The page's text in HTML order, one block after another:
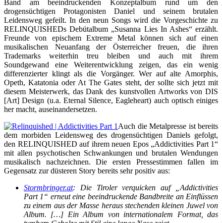
Band am beeindruckenden Konzeptalbum rund um den
drogensüchtigen Protagonisten Daniel und seinem brutalen
Leidensweg gefeilt. In den neun Songs wird die Vorgeschichte zu
RELINQUISHEDs Debütalbum „Susanna Lies In Ashes“ erzählt.
Freunde von epischem Extreme Metal können sich auf einen
musikalischen Neuanfang der Österreicher freuen, die ihren
Trademarks weiterhin treu bleiben und auch mit ihrem
Soundgewand eine Weiterentwicklung zeigen, das ein wenig
differenzierter klingt als die Vorgänger. Wer auf alte Amorphis,
Opeth, Katatonia oder At The Gates steht, der sollte sich jetzt mit
diesem Meisterwerk, das Dank des kunstvollen Artworks von DIS
[Art] Design (u.a. Eternal Silence, Eagleheart) auch optisch einiges
her macht, auseinandersetzen.
Auch die Metalpresse ist bereits
dem morbiden Leidensweg des drogensüchtigen Daniels gefolgt,
den RELINQUISHED auf ihrem neuen Epos „Addictivities Part 1“
mit allen psychotischen Schwankungen und brutalen Wendungen
musikalisch nachzeichnen. Die ersten Pressestimmen fallen im
Gegensatz zur düsteren Story bereits sehr positiv aus:
Stormbringer.at: Die Tiroler verquicken auf „Addictivities
Part 1“ erneut eine beeindruckende Bandbreite an Einflüssen
zu einem aus der Masse heraus stechenden kleinen Juwel von
Album. […] Ein Album von internationalem Format, das